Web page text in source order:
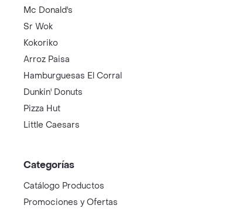
Mc Donald's
Sr Wok
Kokoriko
Arroz Paisa
Hamburguesas El Corral
Dunkin' Donuts
Pizza Hut
Little Caesars
Categorías
Catálogo Productos
Promociones y Ofertas